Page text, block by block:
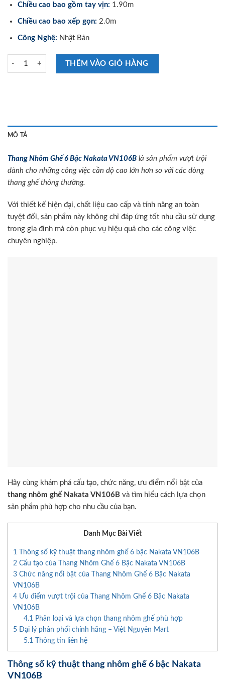
Chiều cao bao gồm tay vịn: 1.90m
Chiều cao bao xếp gọn: 2.0m
Công Nghệ: Nhật Bản
Thang Nhôm Ghế 6 Bậc Nakata VN106B số lượng
THÊM VÀO GIỎ HÀNG
MÔ TẢ
Thang Nhôm Ghế 6 Bậc Nakata VN106B là sản phẩm vượt trội
dành cho những công việc cần độ cao lớn hơn so với các dòng
thang ghế thông thường.
Với thiết kế hiện đại, chất liệu cao cấp và tính năng an toàn
tuyệt đối, sản phẩm này không chỉ đáp ứng tốt nhu cầu sử dụng
trong gia đình mà còn phục vụ hiệu quả cho các công việc
chuyên nghiệp.
Hãy cùng khám phá cấu tạo, chức năng, ưu điểm nổi bật của
thang nhôm ghế Nakata VN106B và tìm hiểu cách lựa chọn
sản phẩm phù hợp cho nhu cầu của bạn.
Danh Mục Bài Viết
1
Thông số kỹ thuật thang nhôm ghế 6 bậc Nakata VN106B
2 Cấu tạo của Thang Nhôm Ghế 6 Bậc Nakata VN106B
3 Chức năng nổi bật của Thang Nhôm Ghế 6 Bậc Nakata
VN106B
4 Ưu điểm vượt trội của Thang Nhôm Ghế 6 Bậc Nakata
VN106B
4.1
Phân loại và lựa chọn thang nhôm ghế phù hợp
5 Đại lý phân phối chính hãng – Việt Nguyên Mart
5.1
Thông tin liên hệ
Thông số kỹ thuật thang nhôm ghế 6 bậc Nakata
VN106B